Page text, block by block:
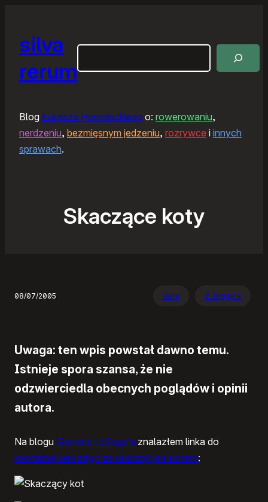
silva
rerum
Blog Łukasza Horodeckiego o: rowerowaniu,
nerdzeniu, bezmięsnym jedzeniu, rozrywce i innych
sprawach.
Skaczące koty
08/07/2005 Varia Z Joggera
Uwaga: ten wpis powstał dawno temu.
Istnieje spora szansa, że nie
odzwierciedla obecnych poglądów i opinii
autora.
Na blogu Garretta LeSage’a znalazłem linka do
kapitalnej serii zdjęć ze skaczącymi kotami: